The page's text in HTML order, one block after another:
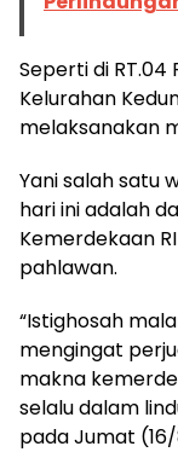
Seperti di RT.04
Kelurahan
melaksanakan
Yani salah satu
hari ini adalah
Kemerdekaan
pahlawan.
“Istighosah
mengingat
makna
selalu dalam
pada Jumat